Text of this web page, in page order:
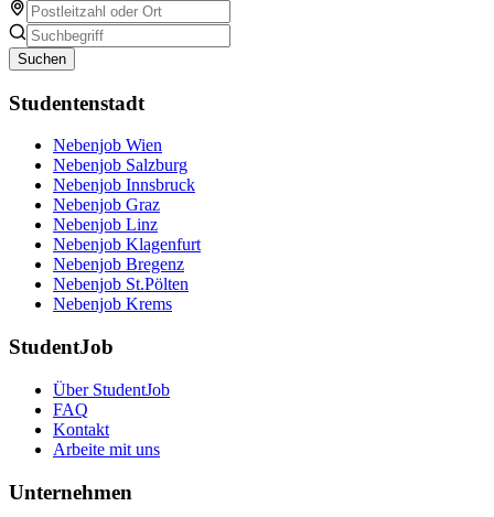
Suchen
Studentenstadt
Nebenjob Wien
Nebenjob Salzburg
Nebenjob Innsbruck
Nebenjob Graz
Nebenjob Linz
Nebenjob Klagenfurt
Nebenjob Bregenz
Nebenjob St.Pölten
Nebenjob Krems
StudentJob
Über StudentJob
FAQ
Kontakt
Arbeite mit uns
Unternehmen